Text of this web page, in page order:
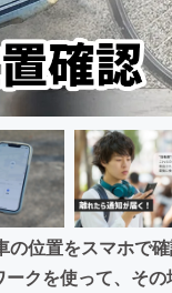
の位置をスマホで
クを使って、そ